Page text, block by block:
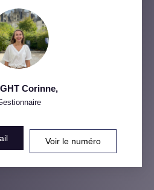
Corinne,
Voir le numéro